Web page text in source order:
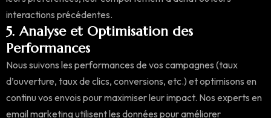
interactions précédentes.
5. Analyse et Optimisation des
Performances
Nous suivons les performances de vos campagnes (taux
d’ouverture, taux de clics, conversions, etc.) et optimisons en
continu vos envois pour maximiser leur impact. Nos experts en
email marketing utilisent les données pour améliorer